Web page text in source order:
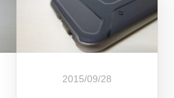
2015/09/28